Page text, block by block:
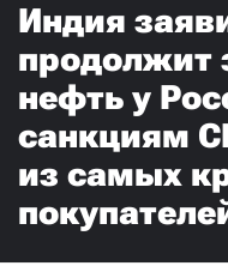
Индия
продолжит
нефть у
санкциям
из самых